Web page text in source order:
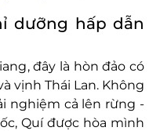
dưỡng hấp dẫn
đây là hòn đảo có
vịnh Thái Lan. Không
nghiệm cả lên rừng -
Quí được hòa mình